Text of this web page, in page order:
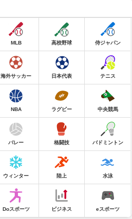
MLB 高校野球 侍ジャパン
海外サッカー 日本代表 テニス
NBA ラグビー 中央競馬
バレー 格闘技 バドミントン
ウィンター 陸上 水泳
Doスポーツ ビジネス eスポーツ